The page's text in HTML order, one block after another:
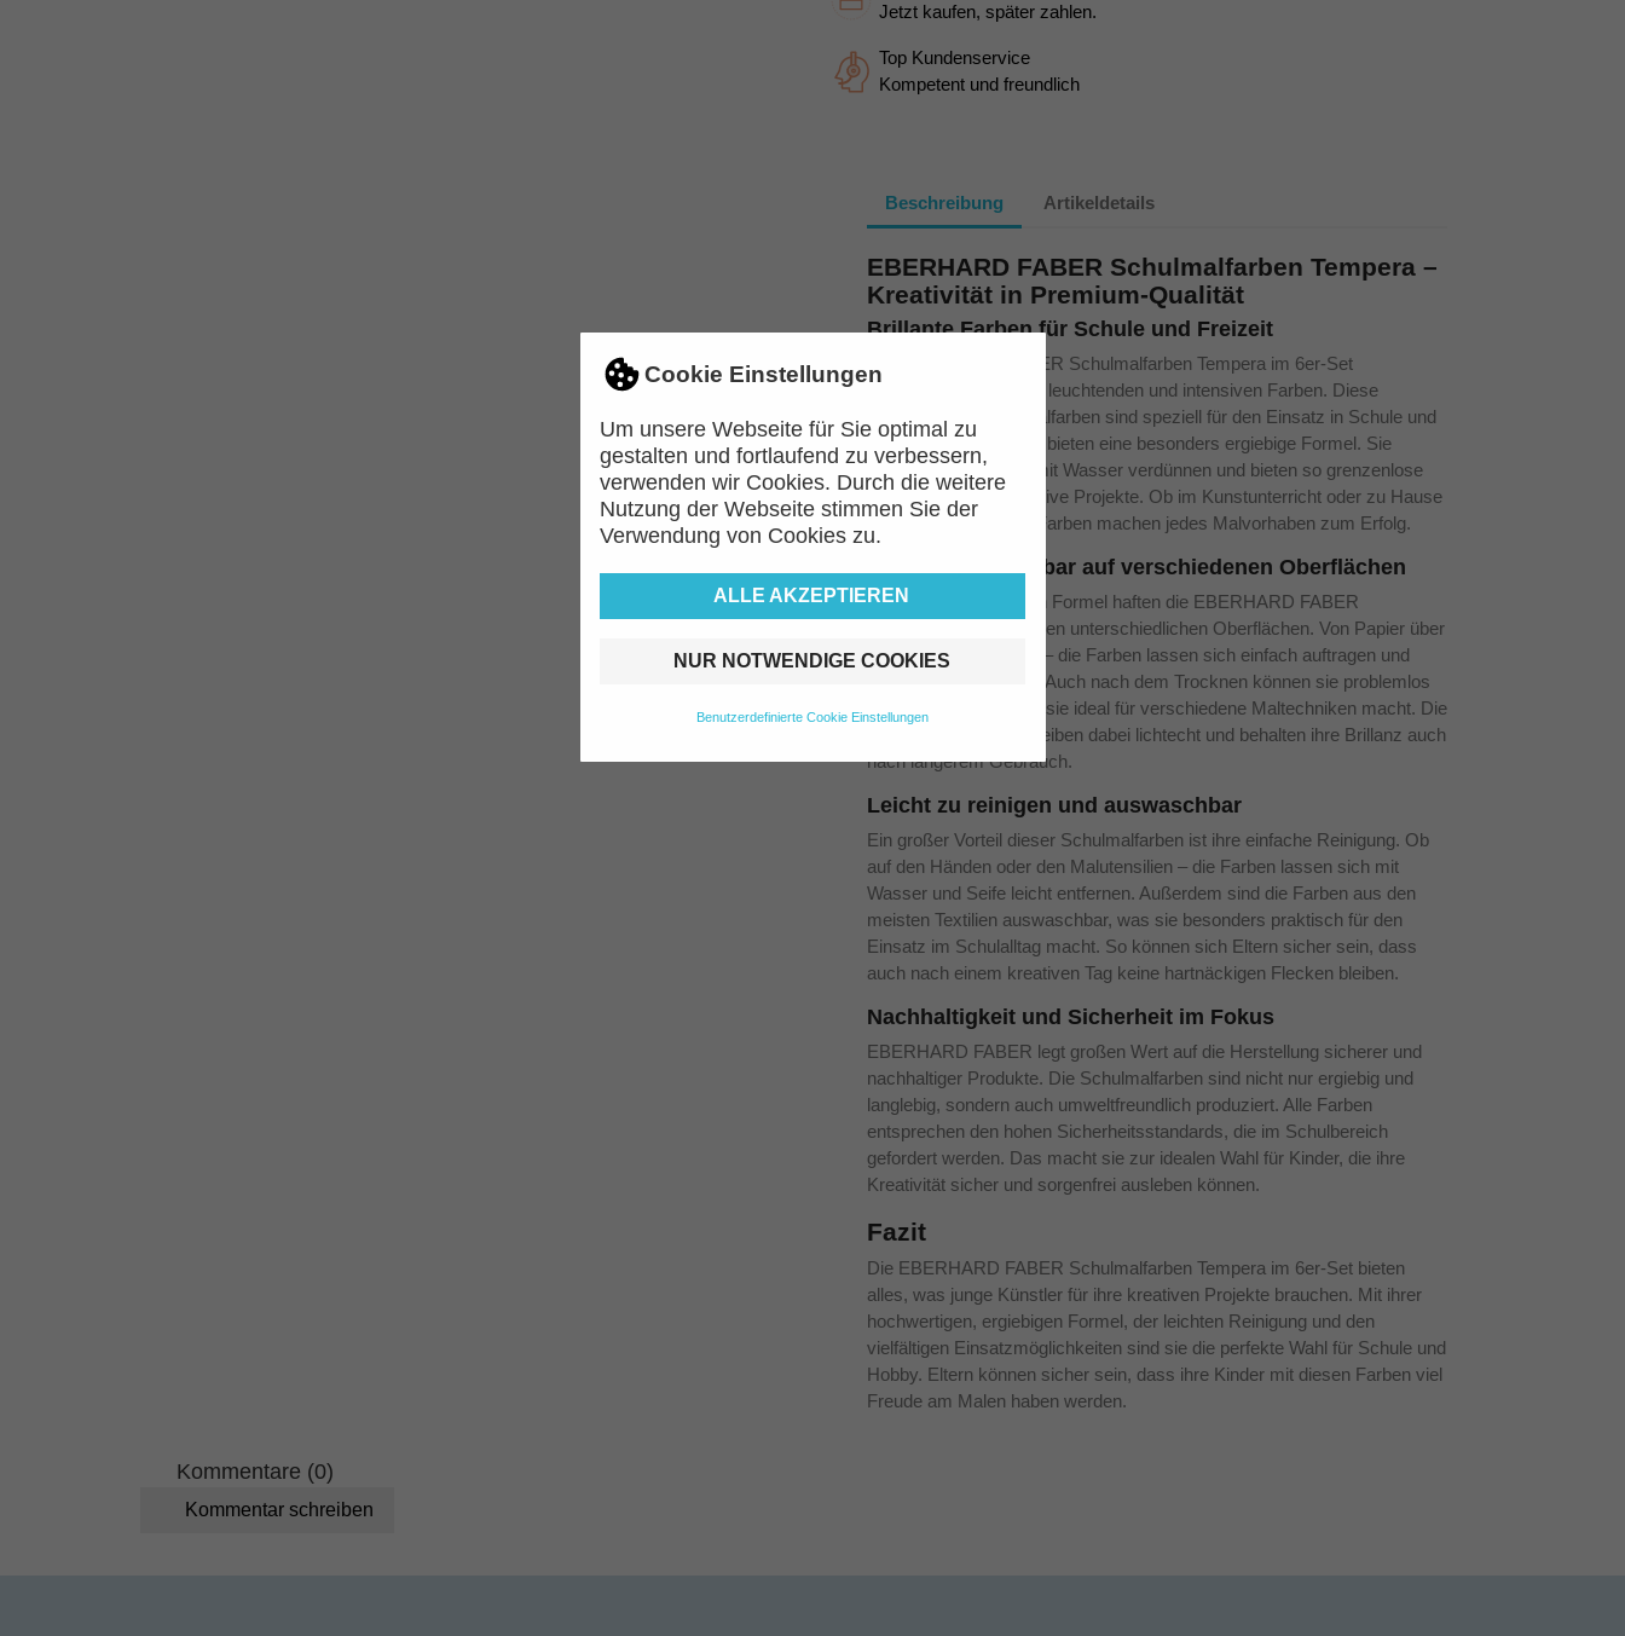
Cookie Einstellungen
Um unsere Webseite für Sie optimal zu
gestalten und fortlaufend zu verbessern,
verwenden wir Cookies. Durch die weitere
Nutzung der Webseite stimmen Sie der
Verwendung von Cookies zu.
ALLE AKZEPTIEREN
NUR NOTWENDIGE COOKIES
Benutzerdefinierte Cookie Einstellungen
Jetzt kaufen, später zahlen.
Top Kundenservice
Kompetent und freundlich
Beschreibung Artikeldetails
EBERHARD FABER Schulmalfarben Tempera –
Kreativität in Premium-Qualität
Brillante Farben für Schule und Freizeit
Die EBERHARD FABER Schulmalfarben Tempera im 6er-Set
überzeugen durch ihre leuchtenden und intensiven Farben. Diese
hochwertigen Schulmalfarben sind speziell für den Einsatz in Schule und
Freizeit entwickelt und bieten eine besonders ergiebige Formel. Sie
lassen sich mühelos mit Wasser verdünnen und bieten so grenzenlose
Möglichkeiten für kreative Projekte. Ob im Kunstunterricht oder zu Hause
beim Basteln – diese Farben machen jedes Malvorhaben zum Erfolg.
Vielseitig einsetzbar auf verschiedenen Oberflächen
Dank ihrer besonderen Formel haften die EBERHARD FABER
Temperafarben auf vielen unterschiedlichen Oberflächen. Von Papier über
Pappe bis hin zu Holz – die Farben lassen sich einfach auftragen und
trocknen gleichmäßig. Auch nach dem Trocknen können sie problemlos
übermalt werden, was sie ideal für verschiedene Maltechniken macht. Die
leuchtenden Farben bleiben dabei lichtecht und behalten ihre Brillanz auch
nach längerem Gebrauch.
Leicht zu reinigen und auswaschbar
Ein großer Vorteil dieser Schulmalfarben ist ihre einfache Reinigung. Ob
auf den Händen oder den Malutensilien – die Farben lassen sich mit
Wasser und Seife leicht entfernen. Außerdem sind die Farben aus den
meisten Textilien auswaschbar, was sie besonders praktisch für den
Einsatz im Schulalltag macht. So können sich Eltern sicher sein, dass
auch nach einem kreativen Tag keine hartnäckigen Flecken bleiben.
Nachhaltigkeit und Sicherheit im Fokus
EBERHARD FABER legt großen Wert auf die Herstellung sicherer und
nachhaltiger Produkte. Die Schulmalfarben sind nicht nur ergiebig und
langlebig, sondern auch umweltfreundlich produziert. Alle Farben
entsprechen den hohen Sicherheitsstandards, die im Schulbereich
gefordert werden. Das macht sie zur idealen Wahl für Kinder, die ihre
Kreativität sicher und sorgenfrei ausleben können.
Fazit
Die EBERHARD FABER Schulmalfarben Tempera im 6er-Set bieten
alles, was junge Künstler für ihre kreativen Projekte brauchen. Mit ihrer
hochwertigen, ergiebigen Formel, der leichten Reinigung und den
vielfältigen Einsatzmöglichkeiten sind sie die perfekte Wahl für Schule und
Hobby. Eltern können sicher sein, dass ihre Kinder mit diesen Farben viel
Freude am Malen haben werden.
Kommentare (0)
Kommentar schreiben